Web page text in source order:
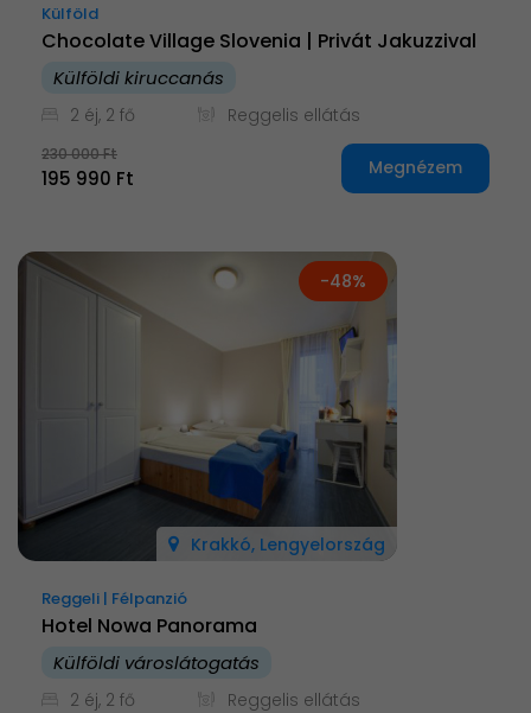
Külföld
Chocolate Village Slovenia | Privát Jakuzzival
Külföldi kiruccanás
2 éj, 2 fő Reggelis ellátás
230 000 Ft
195 990 Ft Megnézem
-48%
Krakkó, Lengyelország
Reggeli | Félpanzió
Hotel Nowa Panorama
Külföldi városlátogatás
2 éj, 2 fő Reggelis ellátás